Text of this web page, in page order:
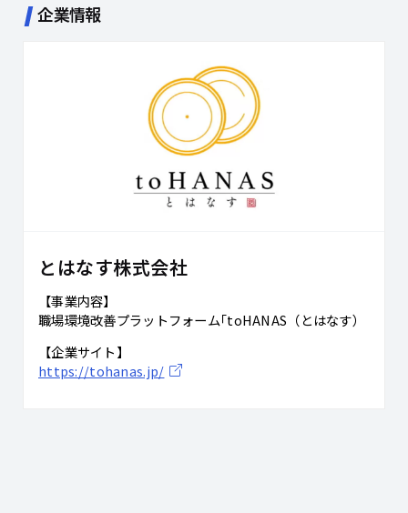
企業情報
とはなす株式会社
【事業内容】
職場環境改善プラットフォーム｢toHANAS（とはなす）
【企業サイト】
https://tohanas.jp/